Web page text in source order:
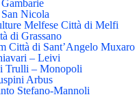
Nicola
Melfese Città di Melfi
di Grassano
Città di Sant’Angelo Muxaro
– Leivi
Trulli – Monopoli
Arbus
Stefano-Mannoli